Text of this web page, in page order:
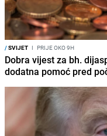
/SVIJET I PRIJE OKO 9H
Dobra vijest za bh.
dodatna pomoć pred